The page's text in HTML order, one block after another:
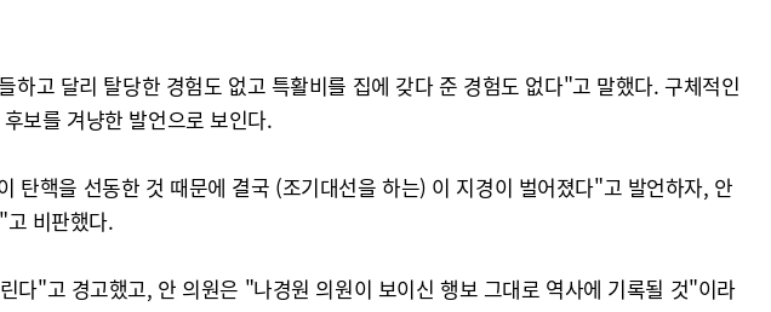
고 달리 탈당한 경험도 없고 특활비를 집에 갖다 준 경험도 없다"고 말했다. 구체적인
보를 겨냥한 발언으로 보인다.
핵을 선동한 것 때문에 결국 (조기대선을 하는) 이 지경이 벌어졌다"고 발언하자, 안
비판했다.
"고 경고했고, 안 의원은 "나경원 의원이 보이신 행보 그대로 역사에 기록될 것"이라